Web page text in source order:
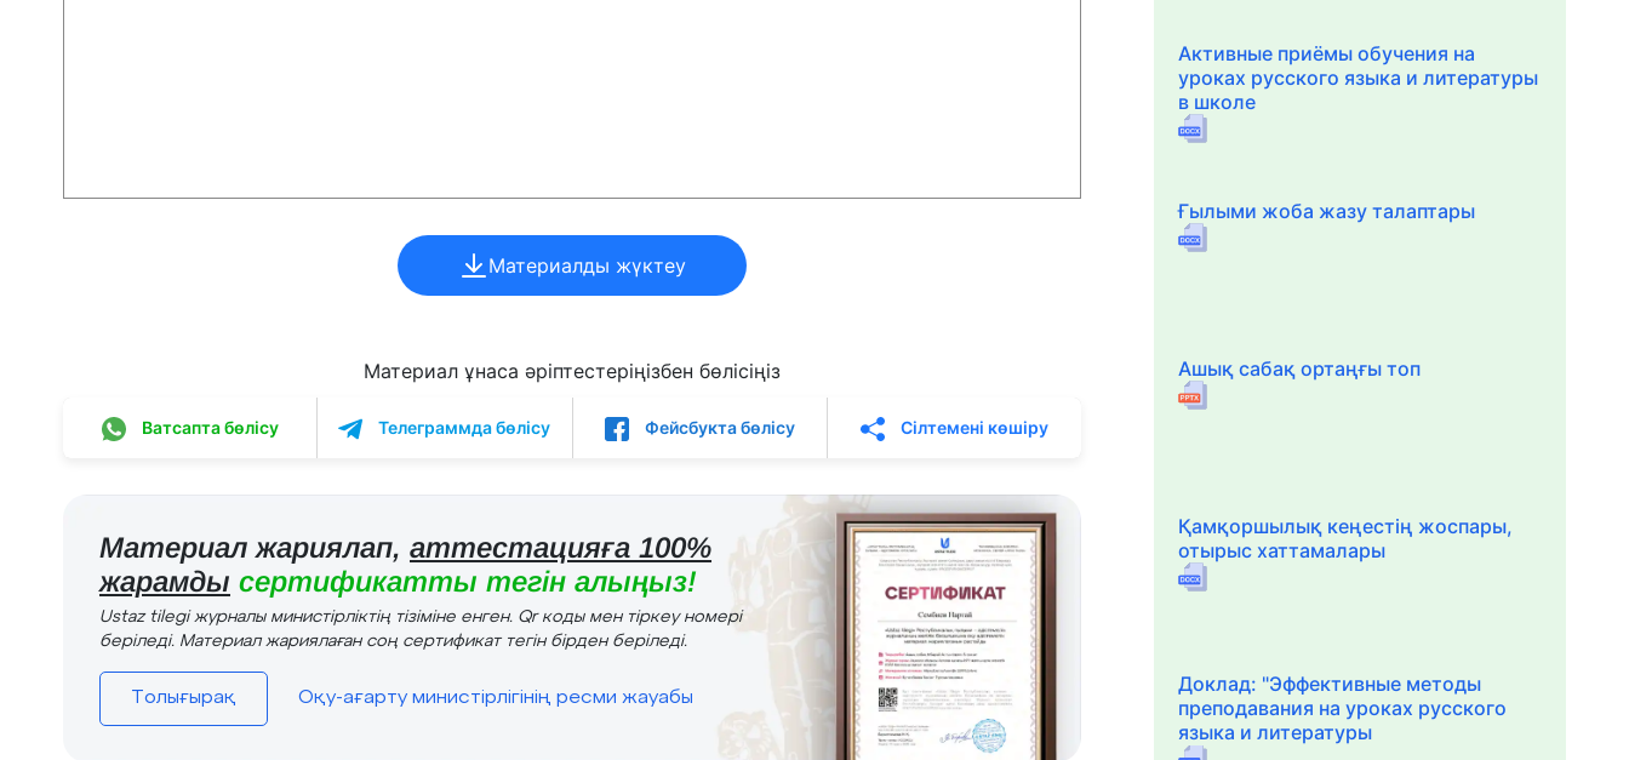
Материалды жүктеу
Материал ұнаса әріптестеріңізбен бөлісіңіз
Ватсапта бөлісу Телеграммда бөлісу Фейсбукта бөлісу Сілтемені көшіру
Материал жариялап, аттестацияға 100%
жарамды сертификатты тегін алыңыз!
Ustaz tilegi журналы министірліктің тізіміне енген. Qr коды мен тіркеу номері
беріледі. Материал жариялаған соң сертификат тегін бірден беріледі.
Толығырақ Оқу-ағарту министірлігінің ресми жауабы
Активные приёмы обучения на
уроках русского языка и литературы
в школе
Ғылыми жоба жазу талаптары
Ашық сабақ ортаңғы топ
Қамқоршылық кеңестің жоспары,
отырыс хаттамалары
Доклад: "Эффективные методы
преподавания на уроках русского
языка и литературы